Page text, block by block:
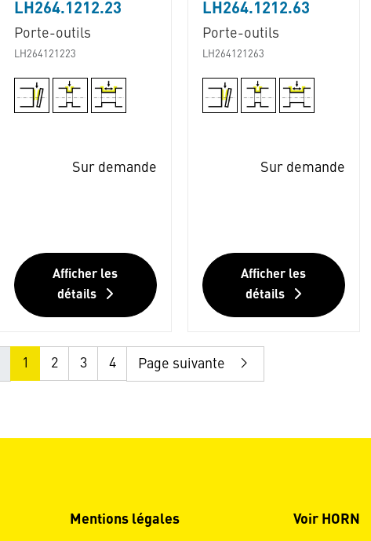
LH264.1212.23
Porte-outils
LH264121223
Sur demande
Afficher les
détails
LH264.1212.63
Porte-outils
LH264121263
Sur demande
Afficher les
détails
1 2 3 4 Page suivante
Mentions légales Voir HORN